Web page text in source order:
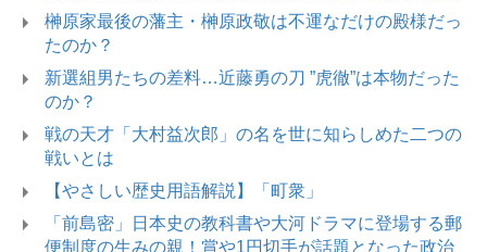
榊原家最後の藩主・榊原政敬は不運なだけの殿様だっ
たのか？
新選組男たちの差料…近藤勇の刀 ”虎徹”は本物だった
のか？
戦の天才「大村益次郎」の名を世に知らしめた二つの
戦いとは
【やさしい歴史用語解説】「町衆」
「前島密」日本史の教科書や大河ドラマに登場する郵
便制度の生みの親！賞や1円切手が話題となった政治